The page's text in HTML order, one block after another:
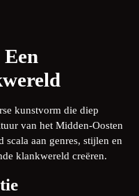
kunstvorm die diep
van het Midden-Oosten
aan genres, stijlen en
klankwereld creëren.